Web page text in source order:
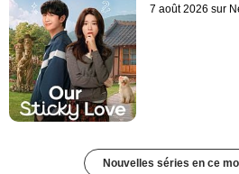
7 août 2026 sur
Nouvelles séries en ce